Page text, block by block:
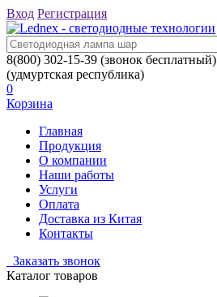
Вход Регистрация
8(800) 302-15-39 (звонок бесплатный)
(удмуртская республика)
0
Корзина
Главная
Продукция
О компании
Наши работы
Услуги
Оплата
Доставка из Китая
Контакты
Заказать звонок
Каталог товаров